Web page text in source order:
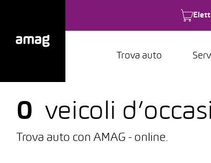
Trova auto
0 veicoli
Trova auto con AMAG - online.